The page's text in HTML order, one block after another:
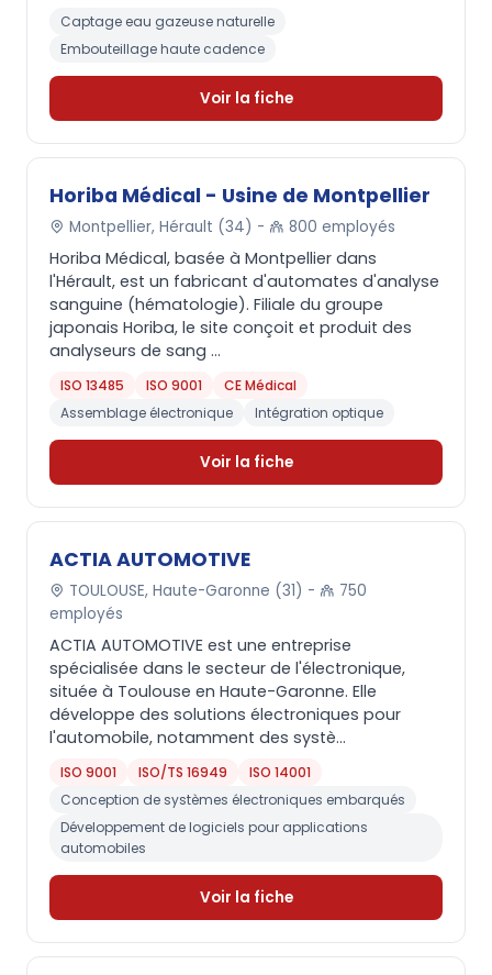
Captage eau gazeuse naturelle
Embouteillage haute cadence
Voir la fiche
Horiba Médical - Usine de Montpellier
Montpellier, Hérault (34) - 800 employés
Horiba Médical, basée à Montpellier dans
l'Hérault, est un fabricant d'automates d'analyse
sanguine (hématologie). Filiale du groupe
japonais Horiba, le site conçoit et produit des
analyseurs de sang ...
ISO 13485 ISO 9001
CE Médical
Assemblage électronique
Intégration optique
Voir la fiche
ACTIA AUTOMOTIVE
TOULOUSE, Haute-Garonne (31) -
750
employés
ACTIA AUTOMOTIVE est une entreprise
spécialisée dans le secteur de l'électronique,
située à Toulouse en Haute-Garonne. Elle
développe des solutions électroniques pour
l'automobile, notamment des systè...
ISO 9001 ISO/TS 16949
ISO 14001
Conception de systèmes électroniques embarqués
Développement de logiciels pour applications
automobiles
Voir la fiche